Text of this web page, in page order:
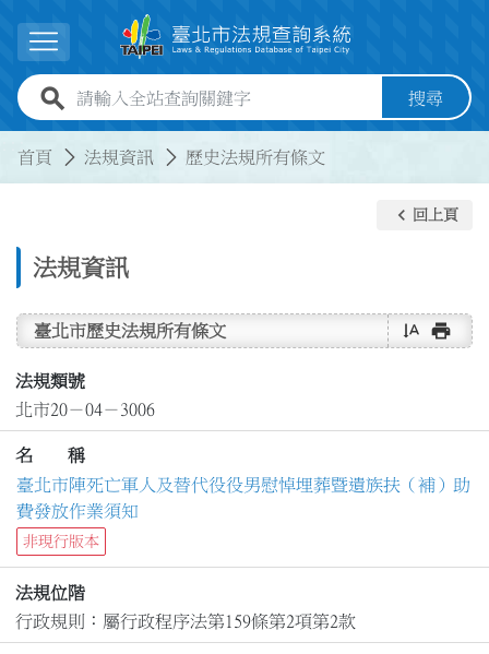
展開選單
全站查詢關鍵字欄位 搜尋
首頁 法規資訊 歷史法規所有條文
法規資訊
keyboard_arrow_left 回上頁
臺北市歷史法規所有條文 text_rotate_vertical print
法規類號
北市20－04－3006
名 稱
臺北市陣死亡軍人及替代役役男慰悼埋葬暨遺族扶（補）助
費發放作業須知
非現行版本
法規位階
行政規則：屬行政程序法第159條第2項第2款